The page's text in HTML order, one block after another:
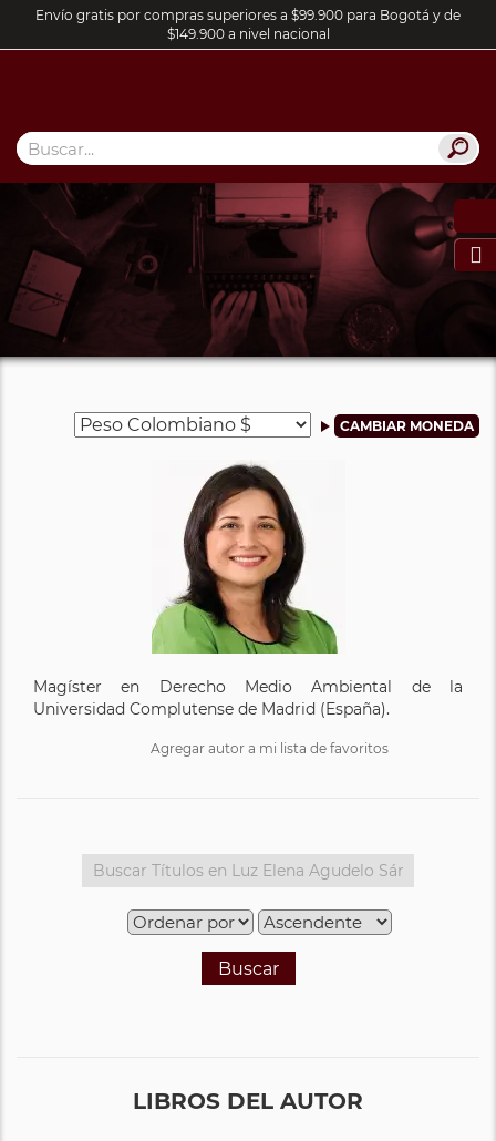
Envío gratis por compras superiores a $99.900 para Bogotá y de
$149.900 a nivel nacional

Magíster en Derecho Medio Ambiental de la
Universidad Complutense de Madrid (España).
Agregar autor a mi lista de favoritos
Buscar
LIBROS DEL AUTOR